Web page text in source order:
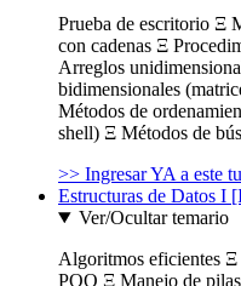
Prueba de escritorio Ξ
con cadenas Ξ
Arreglos
bidimensionales
Métodos de
shell) Ξ Métodos de
>> Ingresar YA a este
Estructuras de Datos I
Ver/Ocultar temario
Algoritmos eficientes
POO Ξ Manejo de